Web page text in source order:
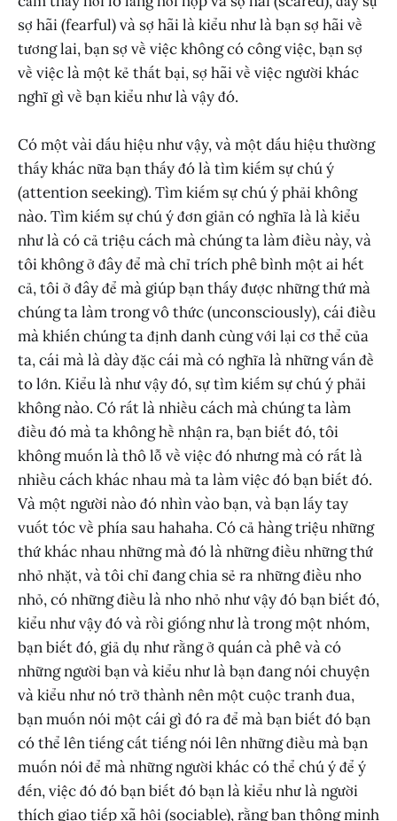
sợ hãi (fearful) và sợ hãi là kiểu như là bạn sợ hãi về
tương lai, bạn sợ về việc không có công việc, bạn sợ
về việc là một kẻ thất bại, sợ hãi về việc người khác
nghĩ gì về bạn kiểu như là vậy đó.
Có một vài dấu hiệu như vậy, và một dấu hiệu thường
thấy khác nữa bạn thấy đó là tìm kiếm sự chú ý
(attention seeking). Tìm kiếm sự chú ý phải không
nào. Tìm kiếm sự chú ý đơn giản có nghĩa là là kiểu
như là có cả triệu cách mà chúng ta làm điều này, và
tôi không ở đây để mà chỉ trích phê bình một ai hết
cả, tôi ở đây để mà giúp bạn thấy được những thứ mà
chúng ta làm trong vô thức (unconsciously), cái điều
mà khiến chúng ta định danh cùng với lại cơ thể của
ta, cái mà là dày đặc cái mà có nghĩa là những vấn đề
to lớn. Kiểu là như vậy đó, sự tìm kiếm sự chú ý phải
không nào. Có rất là nhiều cách mà chúng ta làm
điều đó mà ta không hề nhận ra, bạn biết đó, tôi
không muốn là thô lỗ về việc đó nhưng mà có rất là
nhiều cách khác nhau mà ta làm việc đó bạn biết đó.
Và một người nào đó nhìn vào bạn, và bạn lấy tay
vuốt tóc về phía sau hahaha. Có cả hàng triệu những
thứ khác nhau những mà đó là những điều những thứ
nhỏ nhặt, và tôi chỉ đang chia sẻ ra những điều nho
nhỏ, có những điều là nho nhỏ như vậy đó bạn biết đó,
kiểu như vậy đó và rồi giống như là trong một nhóm,
bạn biết đó, giả dụ như rằng ở quán cà phê và có
những người bạn và kiểu như là bạn đang nói chuyện
và kiểu như nó trở thành nên một cuộc tranh đua,
bạn muốn nói một cái gì đó ra để mà bạn biết đó bạn
có thể lên tiếng cất tiếng nói lên những điều mà bạn
muốn nói để mà những người khác có thể chú ý để ý
đến, việc đó đó bạn biết đó bạn là kiểu như là người
thích giao tiếp xã hội (sociable), rằng bạn thông minh